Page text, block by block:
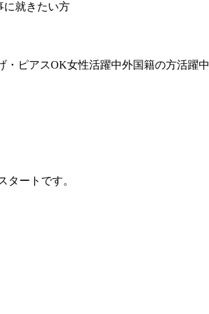
に就きたい方
・ピアスOK女性活躍中外国籍の方活躍中
ートです。